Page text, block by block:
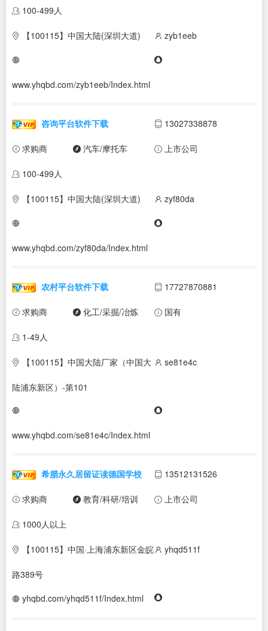
100-499人
【100115】中国大陆(深圳大道) zyb1eeb
www.yhqbd.com/zyb1eeb/Index.html
咨询平台软件下载 13027338878
求购商 汽车/摩托车 上市公司
100-499人
【100115】中国大陆(深圳大道) zyf80da
www.yhqbd.com/zyf80da/Index.html
农村平台软件下载 17727870881
求购商 化工/采掘/冶炼 国有
1-49人
【100115】中国大陆厂家（中国大
陆浦东新区）-第101
se81e4c
www.yhqbd.com/se81e4c/Index.html
希腊永久居留证读德国学校 13512131526
求购商 教育/科研/培训 上市公司
1000人以上
【100115】中国·上海浦东新区金皖
路389号
yhqd511f
yhqbd.com/yhqd511f/Index.html